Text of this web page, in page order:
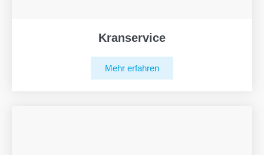
Kranservice
Mehr erfahren